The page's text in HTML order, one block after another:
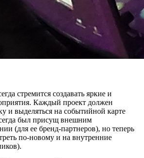
стремится создавать яркие и
Каждый проект должен
и выделяться на событийной карте
был присущ внешним
(для ее бренд-партнеров), но теперь
по-новому и на внутренние